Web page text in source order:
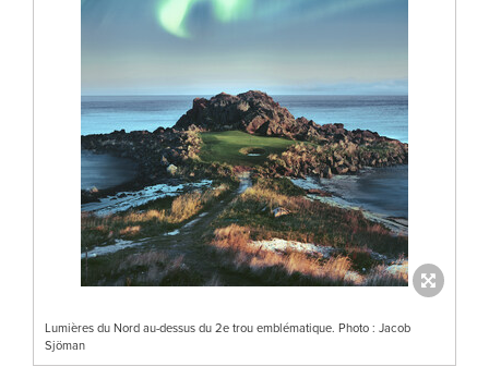
Lumières du Nord au-dessus du 2e trou emblématique. Photo : Jacob
Sjöman